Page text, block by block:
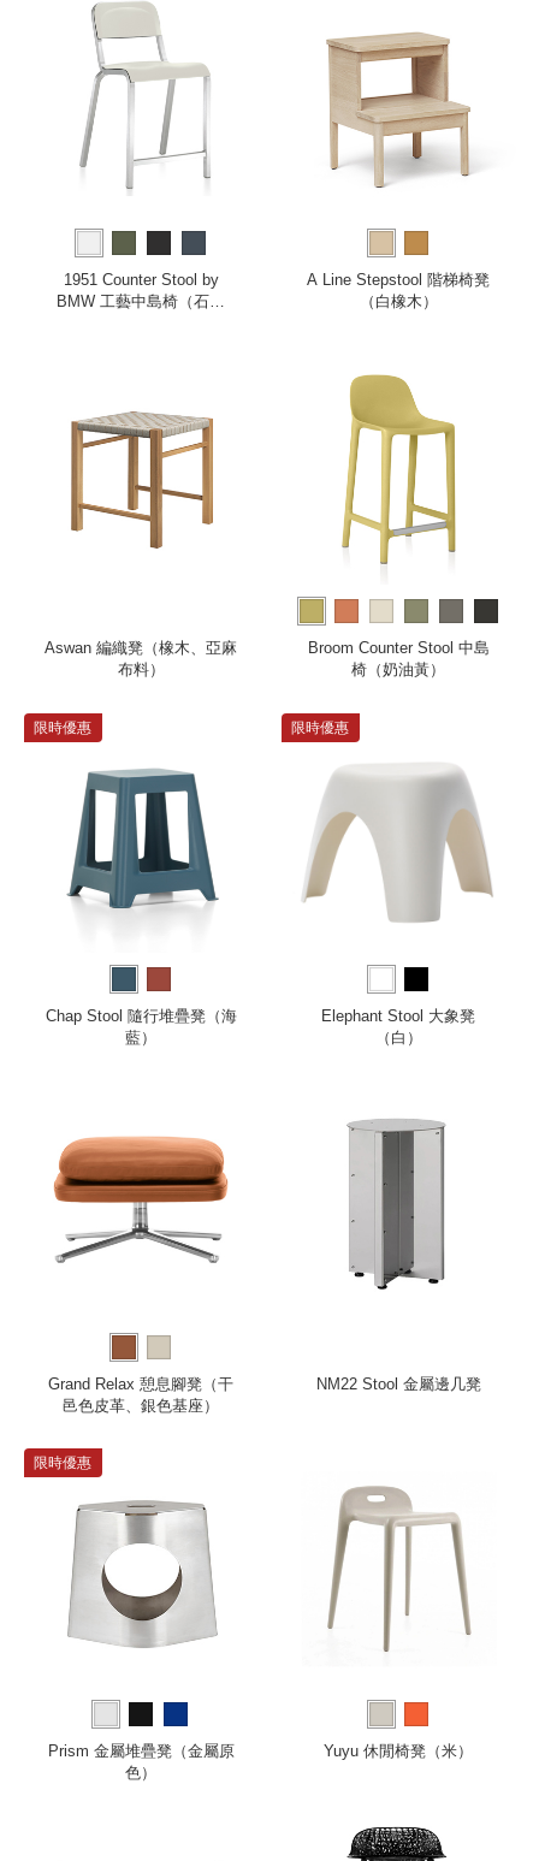
1951 Counter Stool by
BMW 工藝中島椅（石灰
A Line Stepstool 階梯椅凳
（白橡木）
Aswan 編織凳（橡木、亞麻
布料）
more
Broom Counter Stool 中島
椅（奶油黃）
限時優惠
Chap Stool 隨行堆疊凳（海
藍）
限時優惠
Elephant Stool 大象凳
（白）
Grand Relax 憩息腳凳（干
邑色皮革、銀色基座）
NM22 Stool 金屬邊几凳
限時優惠
Prism 金屬堆疊凳（金屬原
色）
Yuyu 休閒椅凳（米）